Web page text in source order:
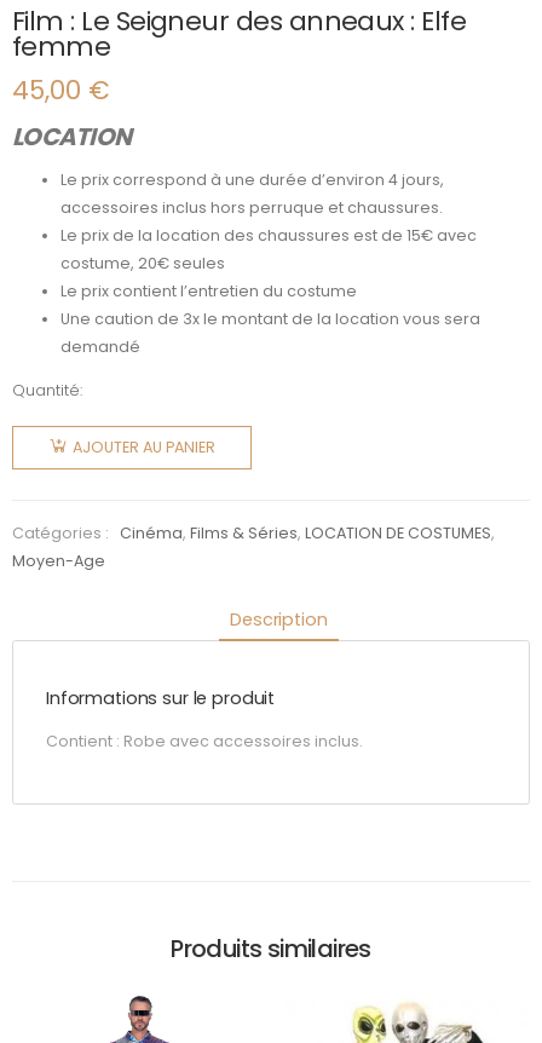
Film : Le Seigneur des anneaux : Elfe
femme
45,00 €
LOCATION
Le prix correspond à une durée d’environ 4 jours,
accessoires inclus hors perruque et chaussures.
Le prix de la location des chaussures est de 15€ avec
costume, 20€ seules
Le prix contient l’entretien du costume
Une caution de 3x le montant de la location vous sera
demandé
Quantité:
quantité
de Film :
Le
des
anneaux
AJOUTER AU PANIER
Catégories : Cinéma,Films & Séries,LOCATION DE COSTUMES,
Moyen-Age
Description
Informations sur le produit
Contient : Robe avec accessoires inclus.
Produits similaires